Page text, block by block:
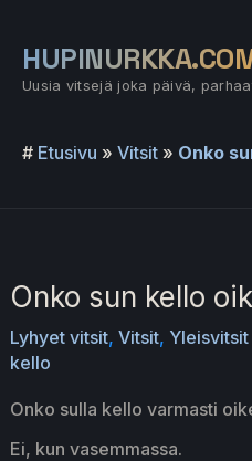
sisältöön
Uusia vitsejä joka päivä,
# Etusivu » Vitsit » Onko
Onko sun kello
Lyhyet vitsit, Vitsit, Yleisvitsit
kello
Onko sulla kello varmasti
Ei, kun vasemmassa.